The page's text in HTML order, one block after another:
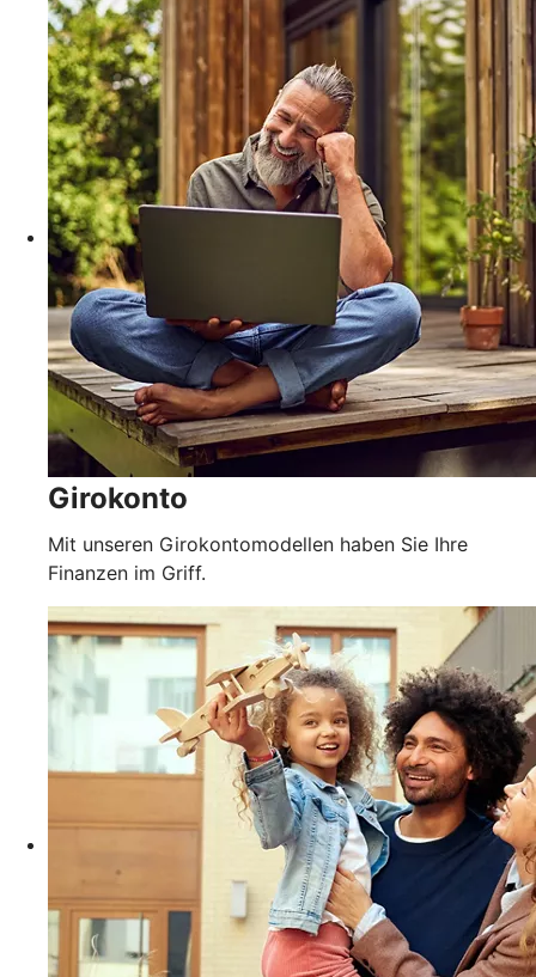
Girokonto
Mit unseren Girokontomodellen haben Sie Ihre
Finanzen im Griff.